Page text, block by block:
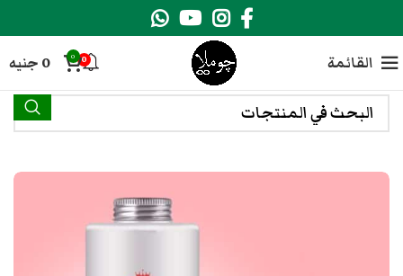
القائمة 0
0
0 جنيه